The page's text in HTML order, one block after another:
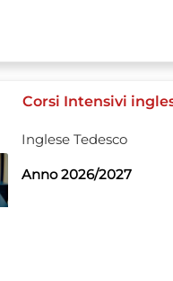
Corsi Intensivi
Inglese Tedesco
Anno 2026/2027